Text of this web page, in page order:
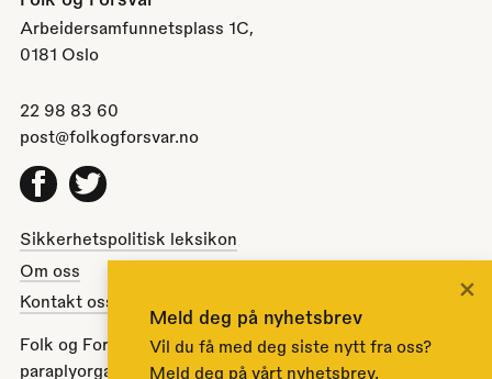
Arbeidersamfunnetsplass 1C,
0181 Oslo
22 98 83 60
post@folkogforsvar.no
Facebook
Twitter
Sikkerhetspolitisk leksikon
Om oss
Kontakt oss
Folk og Forsvar er en partipolitisk nøytral
paraplyorganisasjon opprettet av Stortinget i 1951 for å
Meld deg på nyhetsbrev
Vil du få med deg siste nytt fra oss?
Meld deg på vårt nyhetsbrev.
×